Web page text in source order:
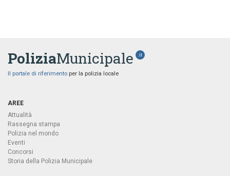
PoliziaMunicipale .it
Il portale di riferimento per la polizia locale
AREE
Attualità
Rassegna stampa
Polizia nel mondo
Eventi
Concorsi
Storia della Polizia Municipale